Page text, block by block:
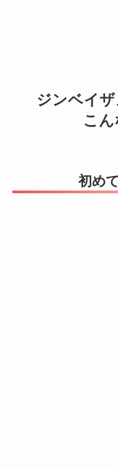
ジンベイ
こ
初め